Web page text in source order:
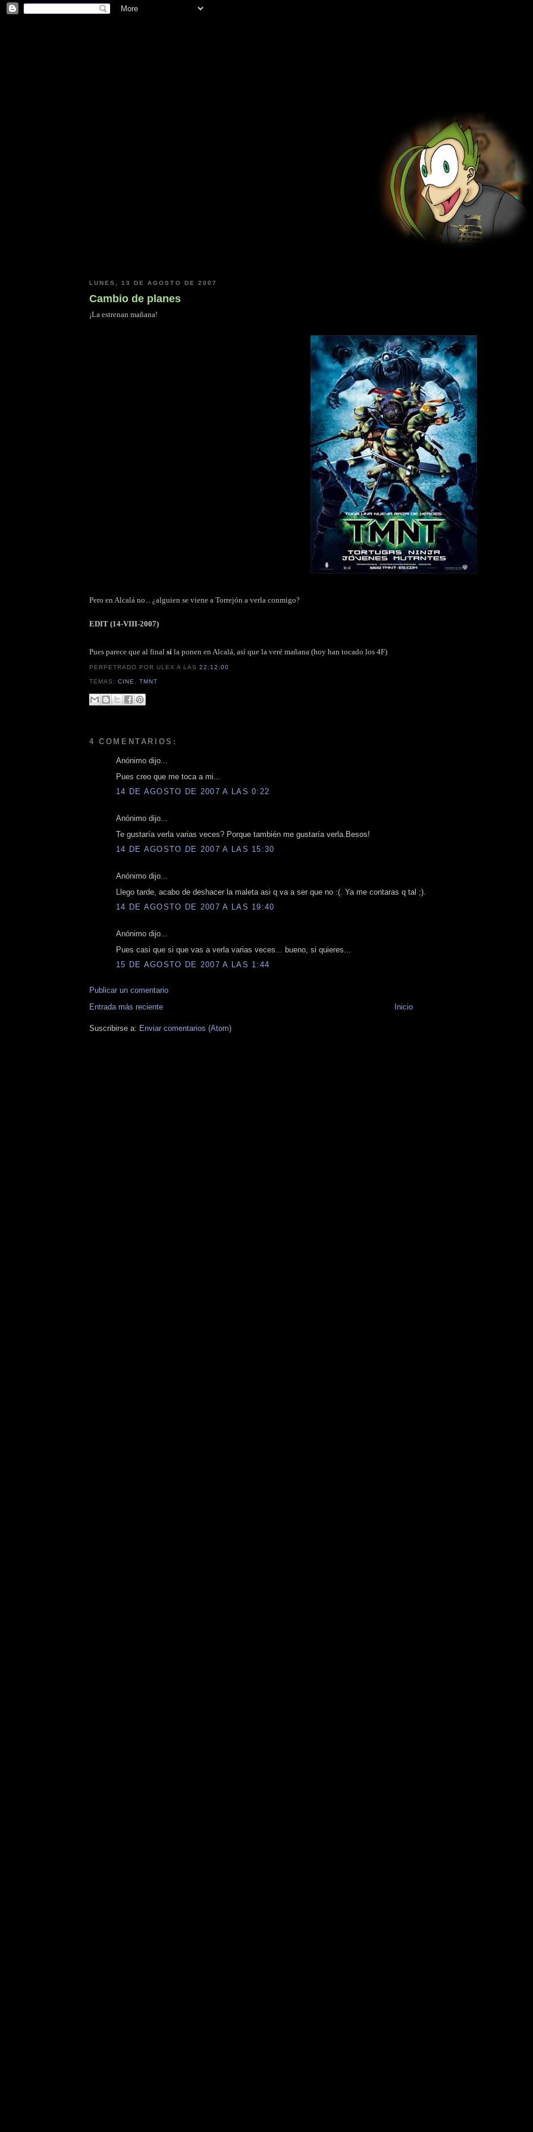
LUNES, 13 DE AGOSTO DE 2007
Cambio de planes
¡La estrenan mañana!
Pero en Alcalá no... ¿alguien se viene a Torrejón a verla conmigo?
EDIT (14-VIII-2007)
Pues parece que al final sí la ponen en Alcalá, así que la veré mañana (hoy han tocado los 4F)
PERPETRADO POR ULEXA LAS22:12:00
TEMAS:CINE ,TMNT
4 COMENTARIOS:
Anónimo dijo...
Pues creo que me toca a mi...
14 DE AGOSTO DE 2007 A LAS 0:22
Anónimo dijo...
Te gustaría verla varias veces? Porque también me gustaría verla.Besos!
14 DE AGOSTO DE 2007 A LAS 15:30
Anónimo dijo...
Llego tarde, acabo de deshacer la maleta asi q va a ser que no :(. Ya me contaras q tal ;).
14 DE AGOSTO DE 2007 A LAS 19:40
Anónimo dijo...
Pues casi que si que vas a verla varias veces... bueno, si quieres...
15 DE AGOSTO DE 2007 A LAS 1:44
Publicar un comentario
Entrada más reciente
Inicio
Suscribirse a: Enviar comentarios (Atom)